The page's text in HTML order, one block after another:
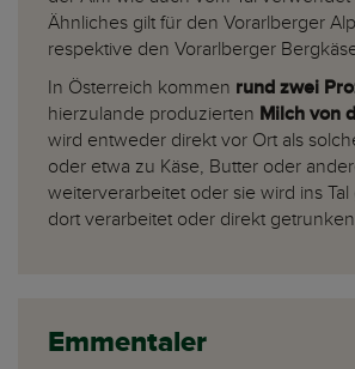
Ähnliches gilt für den Vorarlberger
respektive den Vorarlberger
In Österreich kommen rund zwei
hierzulande produzierten Milch von
wird entweder direkt vor Ort als
oder etwa zu Käse, Butter oder
weiterverarbeitet oder sie wird ins
dort verarbeitet oder direkt
Emmentaler